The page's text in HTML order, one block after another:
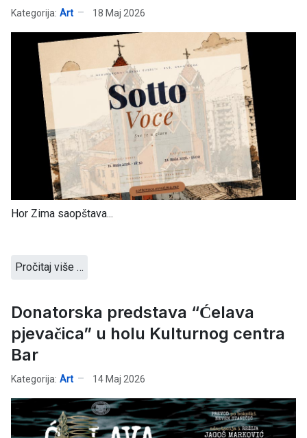
Kategorija: Art 18 Maj 2026
Hor Zima saopštava...
Pročitaj više …
Donatorska predstava “Ćelava
pjevačica” u holu Kulturnog centra
Bar
Kategorija: Art 14 Maj 2026